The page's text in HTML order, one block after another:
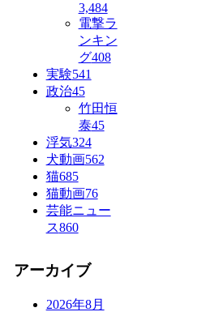
3,484
電撃ラ
ンキン
グ408
実験541
政治45
竹田恒
泰45
浮気324
犬動画562
猫685
猫動画76
芸能ニュー
ス860
アーカイブ
2026年8月